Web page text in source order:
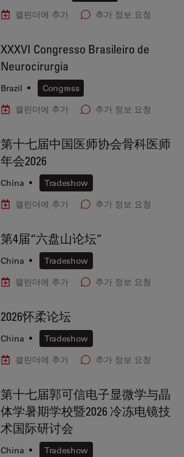
캘린더에 추가
추가 정보 요청
XXXVI Congresso Brasileiro de
Neurocirurgia
Brazil •
Congress
캘린더에 추가
추가 정보 요청
第十七届中国医师协会骨科医师
年会2026
China •
Tradeshow
캘린더에 추가
추가 정보 요청
第4届“六盘山论坛”
China •
Tradeshow
캘린더에 추가
추가 정보 요청
2026怀柔论坛
China •
Tradeshow
캘린더에 추가
추가 정보 요청
第十七届郭可信电子显微学与晶
体学暑期学校暨2026 冷冻电镜技
术国际研讨会
China •
Tradeshow